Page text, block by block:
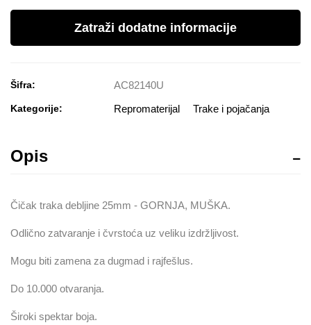
Zatraži dodatne informacije
Šifra: AC82140U
Kategorije: Repromaterijal Trake i pojačanja
Opis
Čičak traka debljine 25mm - GORNJA, MUŠKA.
Odlično zatvaranje i čvrstoća uz veliku izdržljivost.
Mogu biti zamena za dugmad i rajfešlus.
Do 10.000 otvaranja.
Široki spektar boja.